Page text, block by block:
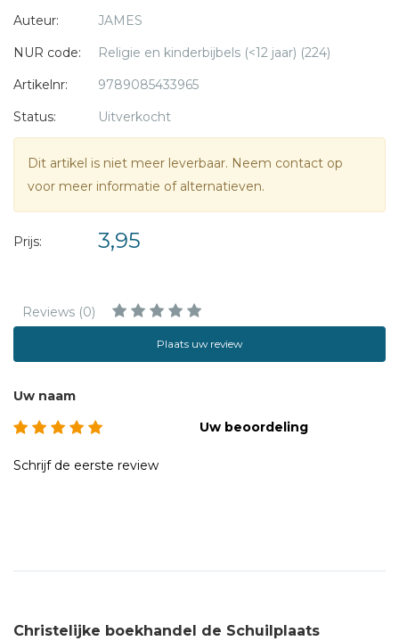
illustraties van Paula Doherty.
Auteur:
JAMES
NUR code:
Religie en kinderbijbels (<12 jaar) (224)
Artikelnr:
9789085433965
Status:
Uitverkocht
Dit artikel is niet meer leverbaar. Neem contact op
voor meer informatie of alternatieven.
Prijs: 3,95
Reviews (0)
Plaats uw review
Uw naam
Uw beoordeling
Schrijf de eerste review
Christelijke boekhandel de Schuilplaats